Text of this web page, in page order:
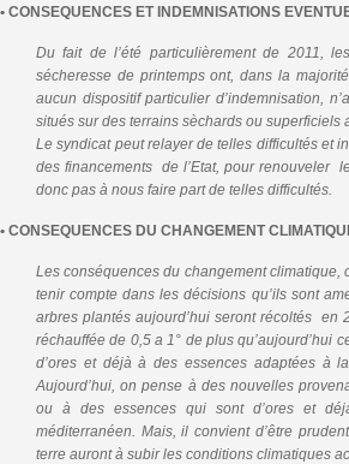
• CONSEQUENCES ET INDEMNISATIONS
Du fait de l’été particulièrement de 2011,
sécheresse de printemps ont, dans la
aucun dispositif particulier d’indemnisation,
situés sur des terrains sèchards ou superficiels
Le syndicat peut relayer de telles difficultés et
des financements de l’Etat, pour renouveler
donc pas à nous faire part de telles difficultés.
• CONSEQUENCES DU CHANGEMENT
Les conséquences du changement climatique,
tenir compte dans les décisions qu’ils sont
arbres plantés aujourd’hui seront récoltés en
réchauffée de 0,5 a 1° de plus qu’aujourd’hui
d’ores et déjà à des essences adaptées à
Aujourd’hui, on pense à des nouvelles
ou à des essences qui sont d’ores et
méditerranéen. Mais, il convient d’être
terre auront à subir les conditions climatiques